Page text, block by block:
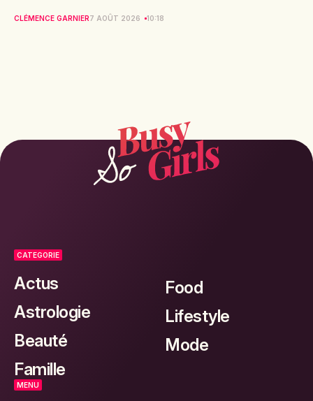
CLÉMENCE GARNIER7 AOÛT 2026 10:18
CATEGORIE
Actus
Astrologie
Beauté
Famille
Food
Lifestyle
Mode
MENU